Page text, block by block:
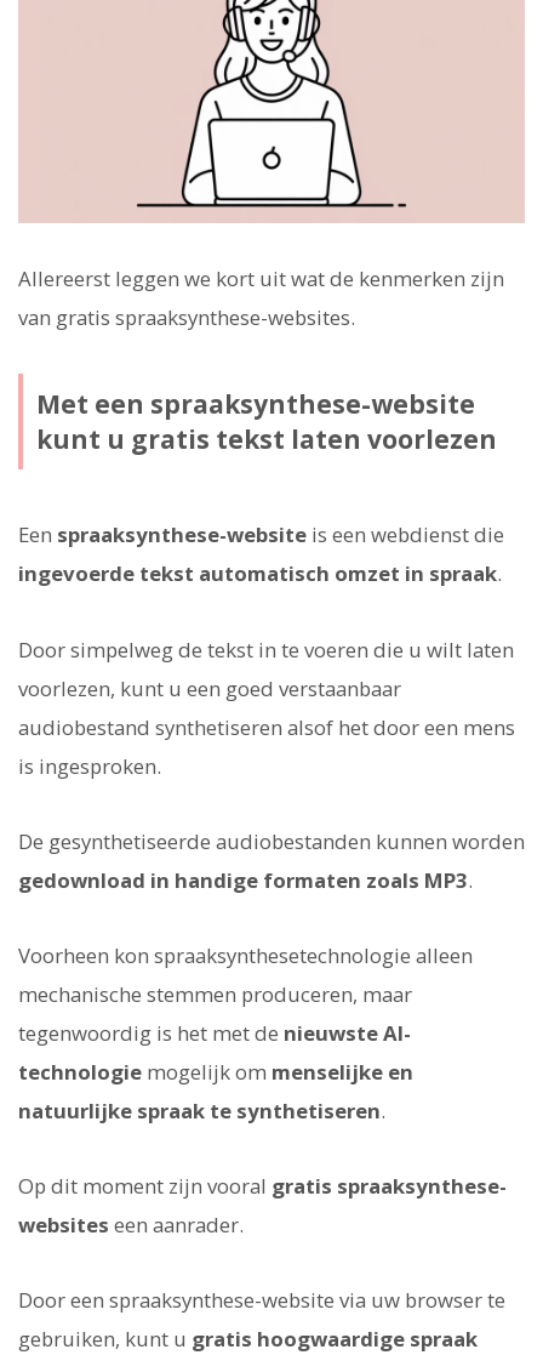
Allereerst leggen we kort uit wat de kenmerken zijn
van gratis spraaksynthese-websites.
Met een spraaksynthese-website
kunt u gratis tekst laten voorlezen
Een spraaksynthese-website is een webdienst die
ingevoerde tekst automatisch omzet in spraak.
Door simpelweg de tekst in te voeren die u wilt laten
voorlezen, kunt u een goed verstaanbaar
audiobestand synthetiseren alsof het door een mens
is ingesproken.
De gesynthetiseerde audiobestanden kunnen worden
gedownload in handige formaten zoals MP3.
Voorheen kon spraaksynthesetechnologie alleen
mechanische stemmen produceren, maar
tegenwoordig is het met de nieuwste AI-
technologie mogelijk om menselijke en
natuurlijke spraak te synthetiseren.
Op dit moment zijn vooral gratis spraaksynthese-
websites een aanrader.
Door een spraaksynthese-website via uw browser te
gebruiken, kunt u gratis hoogwaardige spraak